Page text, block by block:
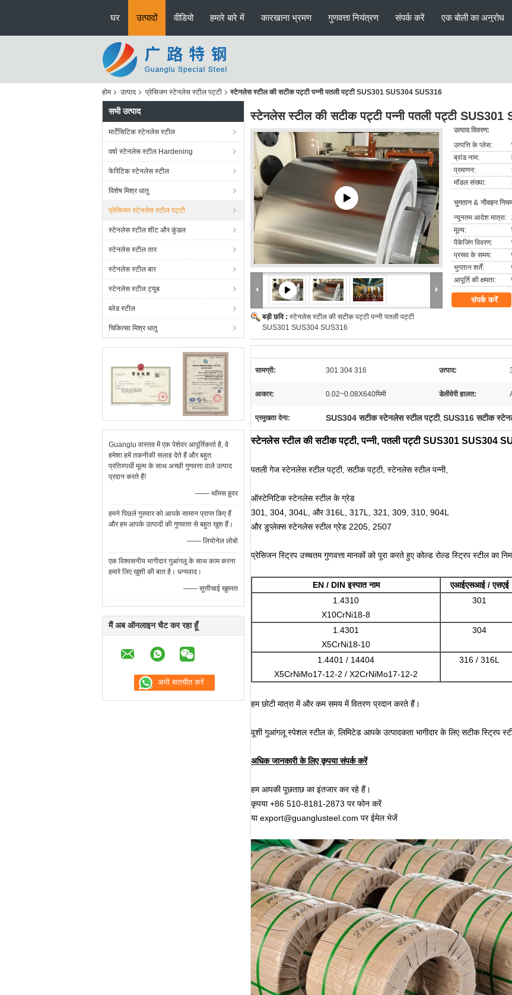
घर उत्पादों वीडियो हमारे बारे में कारखाना भ्रमण गुणवत्ता नियंत्रण संपर्क करें एक बोली का अनुरोध
होम उत्पाद प्रेसिजन स्टेनलेस स्टील पट्टी स्टेनलेस स्टील की सटीक पट्टी पन्नी पतली पट्टी SUS301 SUS304 SUS316
सभी उत्पाद
मार्टेंसिटिक स्टेनलेस स्टील
वर्षा स्टेनलेस स्टील Hardening
फेरिटिक स्टेनलेस स्टील
विशेष मिश्र धातु
प्रेसिजन स्टेनलेस स्टील पट्टी
स्टेनलेस स्टील शीट और कुंडल
स्टेनलेस स्टील तार
स्टेनलेस स्टील बार
स्टेनलेस स्टील ट्यूब
ब्लेड स्टील
चिकित्सा मिश्र धातु
Guanglu वास्तव में एक पेशेवर आपूर्तिकर्ता है, वे
हमेशा हमें तकनीकी सलाह देते हैं और बहुत
प्रतिस्पर्धी मूल्य के साथ अच्छी गुणवत्ता वाले उत्पाद
प्रदान करते हैं!
—— थॉमस हूवर
हमने पिछले गुरुवार को आपके सामान प्राप्त किए हैं
और हम आपके उत्पादों की गुणवत्ता से बहुत खुश हैं।
—— लियोनेल लोबो
एक विश्वसनीय भागीदार गुआंगलू के साथ काम करना
हमारे लिए खुशी की बात है। धन्यवाद।
—— सुत्तीचाई खुमरत
मैं अब ऑनलाइन चैट कर रहा हूँ
स्टेनलेस स्टील की सटीक पट्टी पन्नी पतली पट्टी
बड़ी छवि : स्टेनलेस स्टील की सटीक पट्टी पन्नी पतली पट्टी
SUS301 SUS304 SUS316
उत्पाद विवरण:
उत्पत्ति के प्लेस:
ब्रांड नाम:
प्रमाणन:
मॉडल संख्या:
भुगतान & नौवहन
न्यूनतम आदेश मात्रा:
मूल्य:
पैकेजिंग विवरण:
प्रसव के समय:
भुगतान शर्तें:
आपूर्ति की क्षमता:
संपर्क करें
सामग्री: 301 304 316 उत्पाद:
आकार: 0.02~0.08X640मिमी डेलीवेरी हालत:
प्रमुखता देना: SUS304 सटीक स्टेनलेस स्टील पट्टी, SUS316 सटीक
स्टेनलेस स्टील की सटीक पट्टी, पन्नी, पतली पट्टी SUS301 SUS304
पतली गेज स्टेनलेस स्टील पट्टी, सटीक पट्टी, स्टेनलेस स्टील पन्नी,
ऑस्टेनिटिक स्टेनलेस स्टील के ग्रेड
301, 304, 304L, और 316L, 317L, 321, 309, 310, 904L
और डुप्लेक्स स्टेनलेस स्टील ग्रेड 2205, 2507
प्रेसिजन स्ट्रिप उच्चतम गुणवत्ता मानकों को पूरा करते हुए कोल्ड रोल्ड स्ट्रिप स्टील का
EN / DIN इस्पात नाम एआईएसआई / एसएई
1.4310
X10CrNi18-8
301
1.4301
X5CrNi18-10
304
1.4401 / 14404
X5CrNiMo17-12-2 / X2CrNiMo17-12-2
316 / 316L
हम छोटी मात्रा में और कम समय में वितरण प्रदान करते हैं।
वूशी गुआंगलू स्पेशल स्टील कं, लिमिटेड आपके उत्पादकता भागीदार के लिए सटीक स्ट्रिप
अधिक जानकारी के लिए कृपया संपर्क करें
हम आपकी पूछताछ का इंतजार कर रहे हैं।
कृपया +86 510-8181-2873 पर फोन करें
या export@guanglusteel.com पर ईमेल भेजें